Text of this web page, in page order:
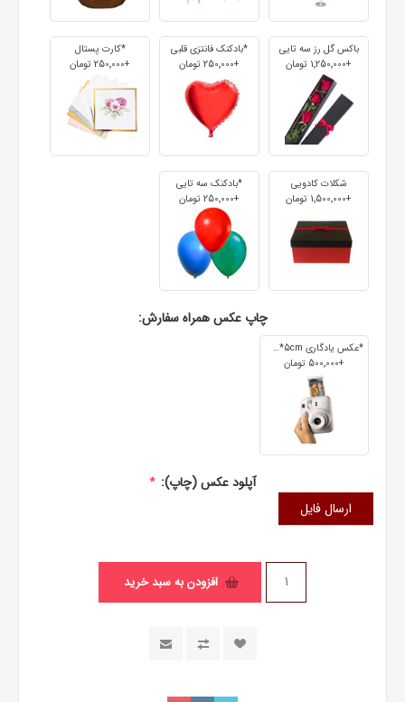
باکس گل رز سه تایی
+1٬250٬000 تومان
*بادکنک فانتزی قلبی
+250٬000 تومان
*کارت پستال
+250٬000 تومان
شکلات کادویی
+1٬500٬000 تومان
*بادکنک سه تایی
+250٬000 تومان
چاپ عکس همراه سفارش:
*عکس یادگاری 7cm*5cm
+500٬000 تومان
آپلود عکس (چاپ): *
ارسال فایل
افزودن به سبد خرید